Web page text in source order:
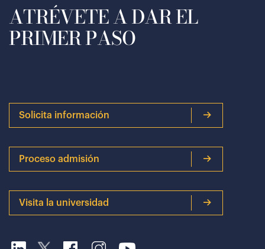
ATRÉVETE A DAR EL
PRIMER PASO
Solicita información
Proceso admisión
Visita la universidad